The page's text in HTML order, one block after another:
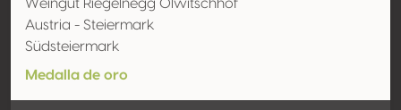
Weingut Riegelnegg Olwitschhof
Austria - Steiermark
Südsteiermark
Medalla de oro